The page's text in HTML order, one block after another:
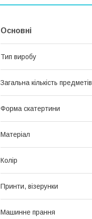
Основні
Тип виробу
Загальна кількість предметів
Форма скатертини
Матеріал
Колір
Принти, візерунки
Машинне прання